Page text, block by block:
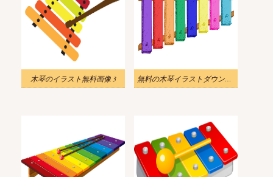
木琴のイラスト無料画像 3 無料の木琴イラストダウンロード